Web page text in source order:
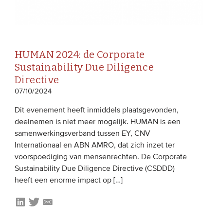
HUMAN 2024: de Corporate
Sustainability Due Diligence
Directive
07/10/2024
Dit evenement heeft inmiddels plaatsgevonden,
deelnemen is niet meer mogelijk. HUMAN is een
samenwerkingsverband tussen EY, CNV
Internationaal en ABN AMRO, dat zich inzet ter
voorspoediging van mensenrechten. De Corporate
Sustainability Due Diligence Directive (CSDDD)
heeft een enorme impact op […]